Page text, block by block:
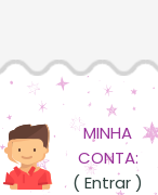
MINHA
CONTA:
( Entrar )